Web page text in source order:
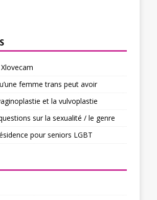
femme trans peut avoir
et la vulvoplastie
sur la sexualité / le genre
pour seniors LGBT